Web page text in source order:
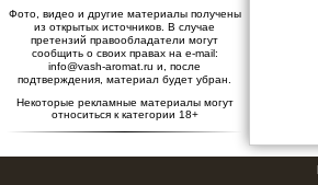
Фото, видео и другие материалы получены
из открытых источников. В случае
претензий правообладатели могут
сообщить о своих правах на e-mail:
info@vash-aromat.ru и, после
подтверждения, материал будет убран.
Некоторые рекламные материалы могут
относиться к категории 18+